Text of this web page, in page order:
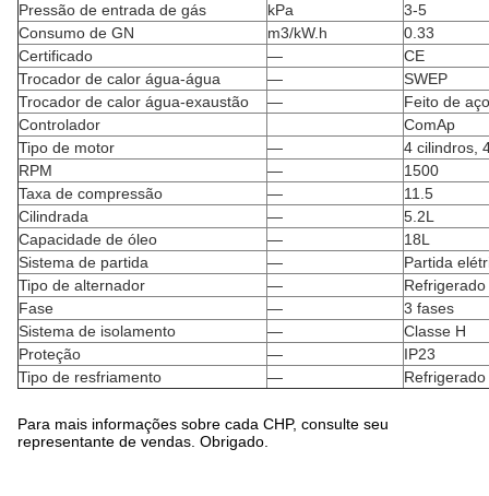
Pressão de entrada de gás
kPa
3-5
Consumo de GN
m3/kW.h
0.33
Certificado
—
CE
Trocador de calor água-água
—
SWEP
Trocador de calor água-exaustão
—
Feito de
Controlador
ComAp
Tipo de motor
—
4 cilindros,
RPM
—
1500
Taxa de compressão
—
11.5
Cilindrada
—
5.2L
Capacidade de óleo
—
18L
Sistema de partida
—
Partida
Tipo de alternador
—
Fase
—
3 fases
Sistema de isolamento
—
Classe H
Proteção
—
IP23
Tipo de resfriamento
—
Para mais informações sobre cada CHP, consulte seu
representante de vendas. Obrigado.